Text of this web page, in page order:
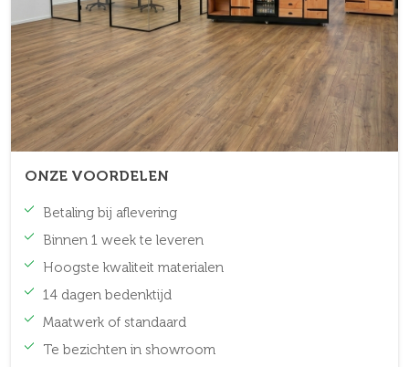
ONZE VOORDELEN
Betaling bij aflevering
Binnen 1 week te leveren
Hoogste kwaliteit materialen
14 dagen bedenktijd
Maatwerk of standaard
Te bezichten in showroom